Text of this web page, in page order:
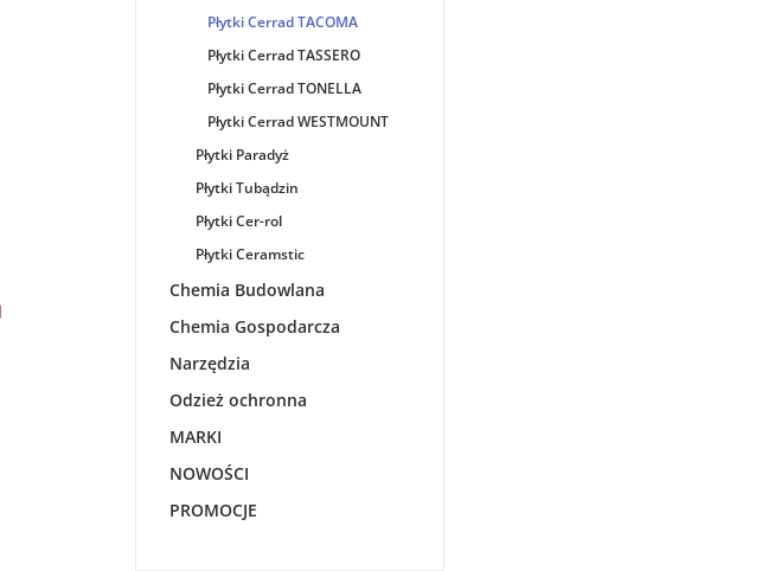
Płytki Cerrad TACOMA
Płytki Cerrad TASSERO
Płytki Cerrad TONELLA
Płytki Cerrad WESTMOUNT
Płytki Paradyż
Płytki Tubądzin
Płytki Cer-rol
Płytki Ceramstic
Chemia Budowlana
Chemia Gospodarcza
Narzędzia
Odzież ochronna
MARKI
NOWOŚCI
PROMOCJE